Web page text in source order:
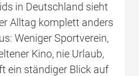
in Deutschland sieht
Alltag komplett anders
Weniger Sportverein,
Kino, nie Urlaub,
ein ständiger Blick auf